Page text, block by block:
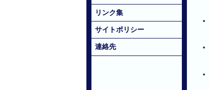
リンク集
サイトポリシー
連絡先